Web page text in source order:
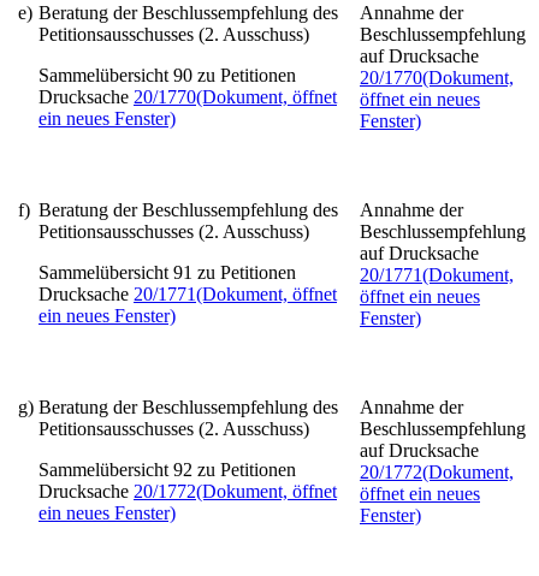
e) Beratung der Beschlussempfehlung des
Petitionsausschusses (2. Ausschuss)
Sammelübersicht 90 zu Petitionen
Drucksache 20/1770(Dokument, öffnet
ein neues Fenster)
Annahme der
Beschlussempfehlung
auf Drucksache
20/1770(Dokument,
öffnet ein neues
Fenster)
f) Beratung der Beschlussempfehlung des
Petitionsausschusses (2. Ausschuss)
Sammelübersicht 91 zu Petitionen
Drucksache 20/1771(Dokument, öffnet
ein neues Fenster)
Annahme der
Beschlussempfehlung
auf Drucksache
20/1771(Dokument,
öffnet ein neues
Fenster)
g) Beratung der Beschlussempfehlung des
Petitionsausschusses (2. Ausschuss)
Sammelübersicht 92 zu Petitionen
Drucksache 20/1772(Dokument, öffnet
ein neues Fenster)
Annahme der
Beschlussempfehlung
auf Drucksache
20/1772(Dokument,
öffnet ein neues
Fenster)